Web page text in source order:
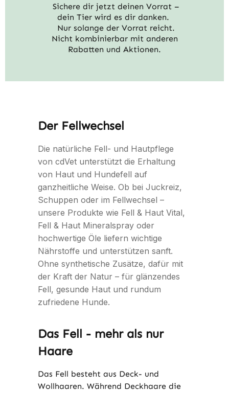
Sichere dir jetzt deinen Vorrat –
dein Tier wird es dir danken.
Nur solange der Vorrat reicht.
Nicht kombinierbar mit anderen
Rabatten und Aktionen.
Der Fellwechsel
Die natürliche Fell- und Hautpflege
von cdVet unterstützt die Erhaltung
von Haut und Hundefell auf
ganzheitliche Weise. Ob bei Juckreiz,
Schuppen oder im Fellwechsel –
unsere Produkte wie Fell & Haut Vital,
Fell & Haut Mineralspray oder
hochwertige Öle liefern wichtige
Nährstoffe und unterstützen sanft.
Ohne synthetische Zusätze, dafür mit
der Kraft der Natur – für glänzendes
Fell, gesunde Haut und rundum
zufriedene Hunde.
Das Fell - mehr als nur
Haare
Das Fell besteht aus Deck- und
Wollhaaren. Während Deckhaare die